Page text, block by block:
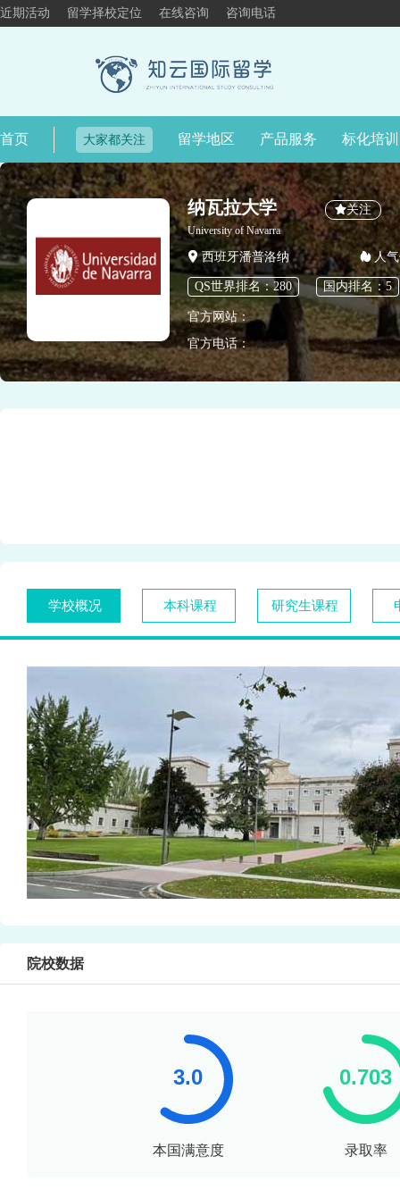
近期活动 留学择校定位 在线咨询 咨询电话
首页 大家都关注 留学地区 产品服务 标化培训
纳瓦拉大学 关注
University of Navarra
西班牙潘普洛纳 人
QS世界排名：280 国内排名：5
官方网站：
官方电话：
学校概况 本科课程 研究生课程
院校数据
本国满意度 录取率